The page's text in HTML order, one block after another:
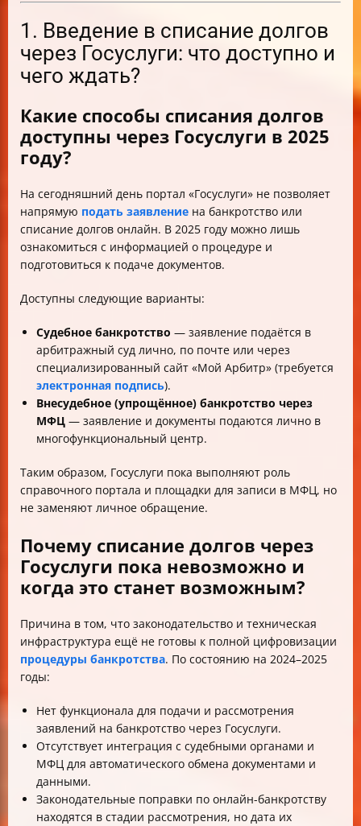
1. Введение в списание долгов
через Госуслуги: что доступно и
чего ждать?
Какие способы списания долгов
доступны через Госуслуги в 2025
году?
На сегодняшний день портал «Госуслуги» не позволяет
напрямую подать заявление на банкротство или
списание долгов онлайн. В 2025 году можно лишь
ознакомиться с информацией о процедуре и
подготовиться к подаче документов.
Доступны следующие варианты:
Судебное банкротство — заявление подаётся в
арбитражный суд лично, по почте или через
специализированный сайт «Мой Арбитр» (требуется
электронная подпись).
Внесудебное (упрощённое) банкротство через
МФЦ — заявление и документы подаются лично в
многофункциональный центр.
Таким образом, Госуслуги пока выполняют роль
справочного портала и площадки для записи в МФЦ, но
не заменяют личное обращение.
Почему списание долгов через
Госуслуги пока невозможно и
когда это станет возможным?
Причина в том, что законодательство и техническая
инфраструктура ещё не готовы к полной цифровизации
процедуры банкротства. По состоянию на 2024–2025
годы:
Нет функционала для подачи и рассмотрения
заявлений на банкротство через Госуслуги.
Отсутствует интеграция с судебными органами и
МФЦ для автоматического обмена документами и
данными.
Законодательные поправки по онлайн-банкротству
находятся в стадии рассмотрения, но дата их